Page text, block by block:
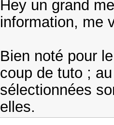
Hey un grand
information, me
Bien noté pour
coup de tuto ;
sélectionnées
elles.